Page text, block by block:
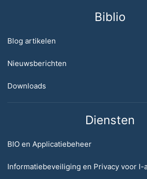
Biblio
Blog artikelen
Nieuwsberichten
Downloads
Diensten
BIO en Applicatiebeheer
Informatiebeveiliging en Privacy voor I-